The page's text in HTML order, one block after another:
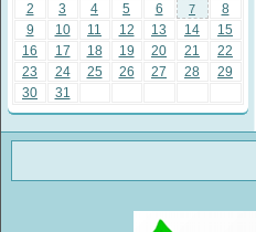
2
3 4 5 6 7
8
9
10 11 12 13 14
15
16
17 18 19 20 21
22
23
24 25 26 27 28
29
30
31